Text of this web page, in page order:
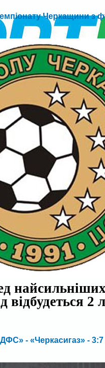
Черкащини з
відбудеться 2
- «Черкасигаз» - 3:7